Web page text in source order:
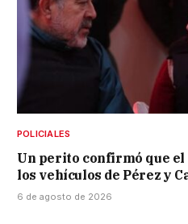
POLICIALES
Un perito confirmó que el
los vehículos de Pérez y
6 de agosto de 2026